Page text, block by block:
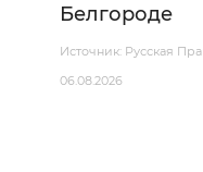
Белгороде
Источник: Русская
06.08.2026